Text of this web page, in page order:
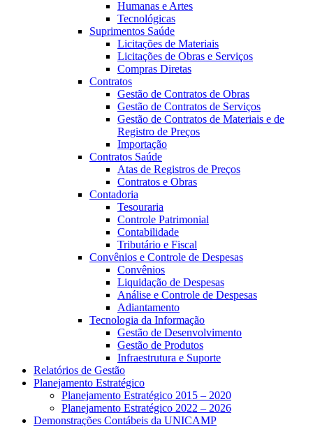
Humanas e Artes
Tecnológicas
Suprimentos Saúde
Licitações de Materiais
Licitações de Obras e Serviços
Compras Diretas
Contratos
Gestão de Contratos de Obras
Gestão de Contratos de Serviços
Gestão de Contratos de Materiais e de
Registro de Preços
Importação
Contratos Saúde
Atas de Registros de Preços
Contratos e Obras
Contadoria
Tesouraria
Controle Patrimonial
Contabilidade
Tributário e Fiscal
Convênios e Controle de Despesas
Convênios
Liquidação de Despesas
Análise e Controle de Despesas
Adiantamento
Tecnologia da Informação
Gestão de Desenvolvimento
Gestão de Produtos
Infraestrutura e Suporte
Relatórios de Gestão
Planejamento Estratégico
Planejamento Estratégico 2015 – 2020
Planejamento Estratégico 2022 – 2026
Demonstrações Contábeis da UNICAMP